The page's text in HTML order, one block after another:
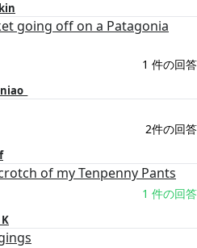
going off on a Patagonia
1 件の回答
2件の回答
of my Tenpenny Pants
1 件の回答